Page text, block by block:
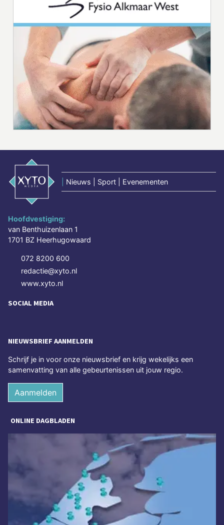
Nieuws | Sport | Evenementen
Hoofdvestiging:
van Benthuizenlaan 1
1701 BZ Heerhugowaard
072 8200 600
redactie@xyto.nl
www.xyto.nl
SOCIAL MEDIA
NIEUWSBRIEF AANMELDEN
Schrijf je in voor onze nieuwsbrief en krijg wekelijks een
samenvatting van alle gebeurtenissen uit jouw regio.
Aanmelden
ONLINE DAGBLADEN